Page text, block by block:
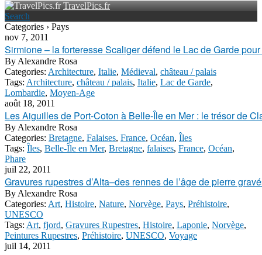
TravelPics.fr
Search
Categories › Pays
nov 7, 2011
Sirmione – la forteresse Scaliger défend le Lac de Garde
By Alexandre Rosa
Categories: Architecture, Italie, Médieval, château / palais
Tags: Architecture, château / palais, Italie, Lac de Garde,
Lombardie, Moyen-Age
août 18, 2011
Les Aiguilles de Port-Coton à Belle-Île en Mer : le trésor de
By Alexandre Rosa
Categories: Bretagne, Falaises, France, Océan, Îles
Tags: Îles, Belle-Île en Mer, Bretagne, falaises, France, Océan,
Phare
juil 22, 2011
Gravures rupestres d’Alta–des rennes de l’âge de pierre
By Alexandre Rosa
Categories: Art, Histoire, Nature, Norvège, Pays, Préhistoire,
UNESCO
Tags: Art, fjord, Gravures Rupestres, Histoire, Laponie, Norvège,
Peintures Rupestres, Préhistoire, UNESCO, Voyage
juil 14, 2011